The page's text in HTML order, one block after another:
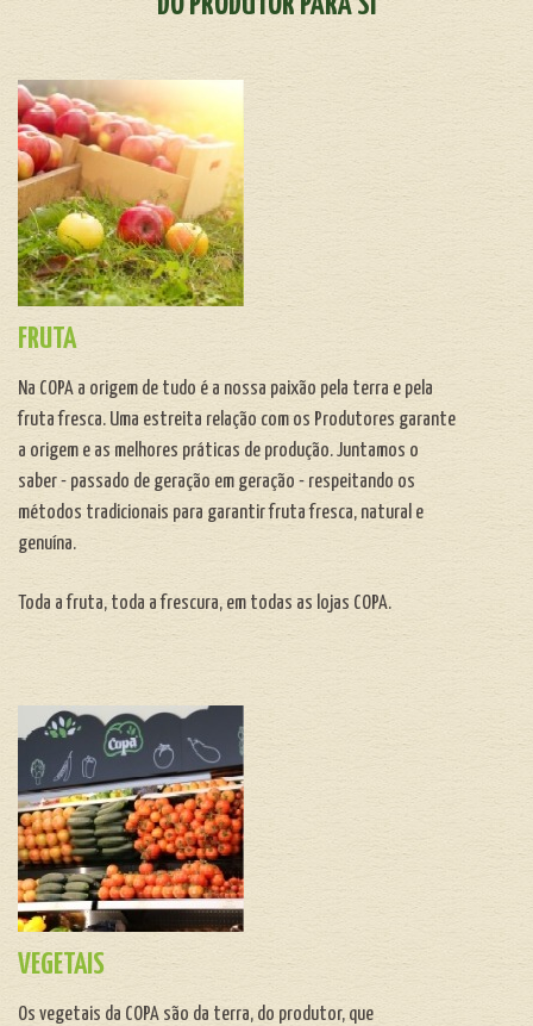
FRUTA
Na COPA a origem de tudo é a nossa paixão pela terra e pela
fruta fresca. Uma estreita relação com os Produtores garante
a origem e as melhores práticas de produção.Juntamos o
saber - passado de geração em geração - respeitando os
métodos tradicionais para garantir fruta fresca, natural e
genuína.
Toda a fruta, toda a frescura, em todas as lojas COPA.
VEGETAIS
Os vegetais da COPA são da terra, do produtor, que